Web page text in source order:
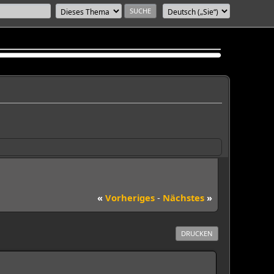
« Vorheriges - Nächstes »
DRUCKEN